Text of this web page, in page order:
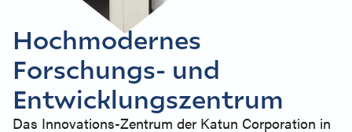
Hochmodernes
Forschungs- und
Entwicklungszentrum
Das Innovations-Zentrum der Katun Corporation in